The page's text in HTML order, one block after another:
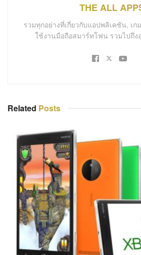
THE ALL
รวมทุกอย่างที่เกี่ยวกับแอปพลิเคชัน, เ
ใช้งานมือถือสมาร์ทโฟน รวมไปถึง
Related Posts